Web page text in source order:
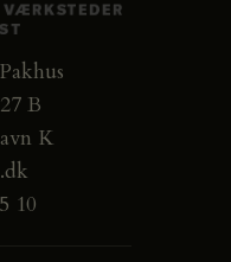
B
K
10